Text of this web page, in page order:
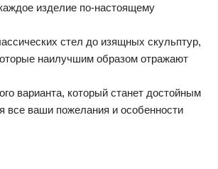
изделие по-настоящему
стел до изящных скульптур,
наилучшим образом отражают
варианта, который станет достойным
все ваши пожелания и особенности